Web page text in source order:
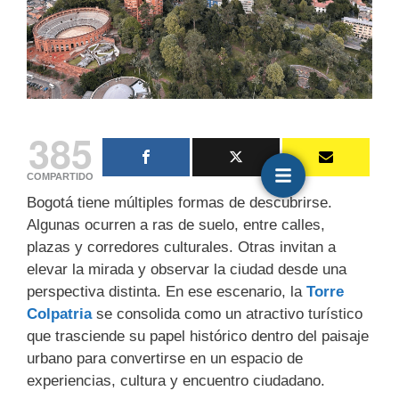
385
COMPARTIDO
Bogotá tiene múltiples formas de descubrirse.
Algunas ocurren a ras de suelo, entre calles,
plazas y corredores culturales. Otras invitan a
elevar la mirada y observar la ciudad desde una
perspectiva distinta. En ese escenario, la Torre
Colpatriase consolida como un atractivo turístico
que trasciende su papel histórico dentro del paisaje
urbano para convertirse en un espacio de
experiencias, cultura y encuentro ciudadano.